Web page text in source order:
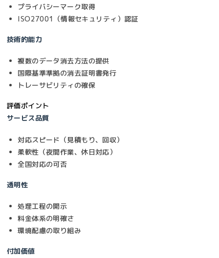
プライバシーマーク取得
ISO27001（情報セキュリティ）認証
技術的能力
複数のデータ消去方法の提供
国際基準準拠の消去証明書発行
トレーサビリティの確保
評価ポイント
サービス品質
対応スピード（見積もり、回収）
柔軟性（夜間作業、休日対応）
全国対応の可否
透明性
処理工程の開示
料金体系の明確さ
環境配慮の取り組み
付加価値